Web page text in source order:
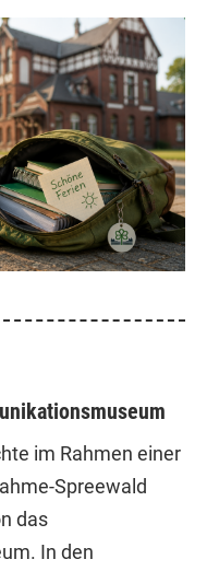
im Rahmen einer
Spreewald
das
In den